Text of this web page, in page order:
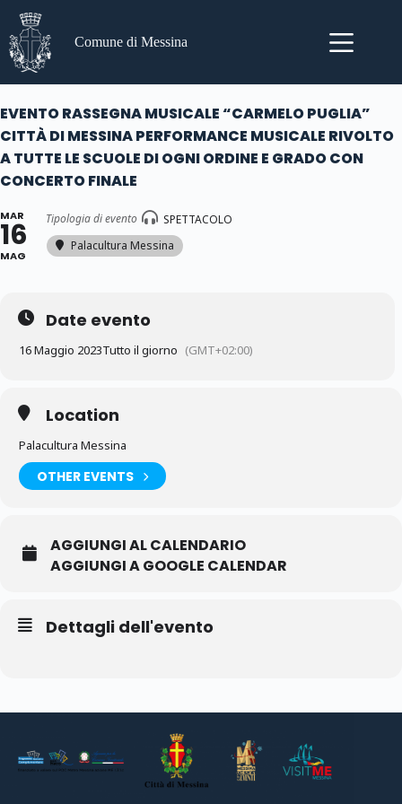
contenuto
Comune di Messina
EVENTO RASSEGNA MUSICALE “CARMELO PUGLIA”
CITTÀ DI MESSINA PERFORMANCE MUSICALE RIVOLTO
A TUTTE LE SCUOLE DI OGNI ORDINE E GRADO CON
CONCERTO FINALE
MAR
16
MAG
Tipologia di evento
SPETTACOLO
Palacultura Messina
Date evento
16 Maggio 2023Tutto il giorno (GMT+02:00)
Location
Palacultura Messina
OTHER EVENTS
AGGIUNGI AL CALENDARIO
AGGIUNGI A GOOGLE CALENDAR
Dettagli dell'evento